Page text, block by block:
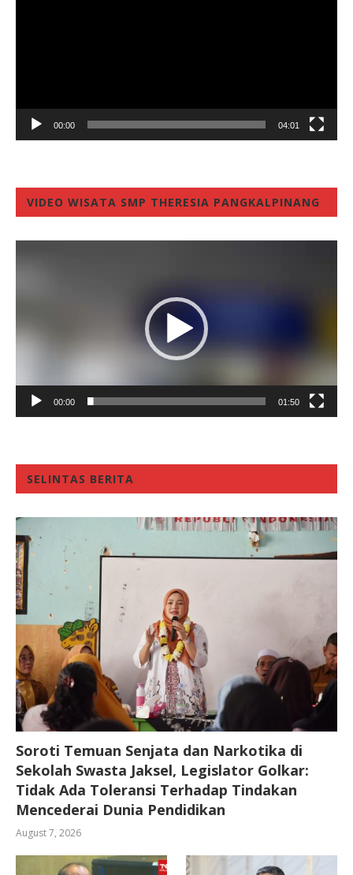
00:00 04:01
VIDEO WISATA SMP THERESIA PANGKALPINANG
00:00 01:50
SELINTAS BERITA
Soroti Temuan Senjata dan Narkotika di
Sekolah Swasta Jaksel, Legislator Golkar:
Tidak Ada Toleransi Terhadap Tindakan
Mencederai Dunia Pendidikan
August 7, 2026